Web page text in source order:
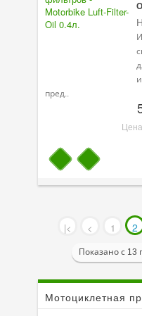
пред..
|< < 1 2
Показано с 13
Мотоциклетная